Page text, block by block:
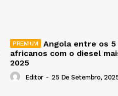
Angola entre os 5
africanos com o diesel
2025
Editor - 25 De Setembro,